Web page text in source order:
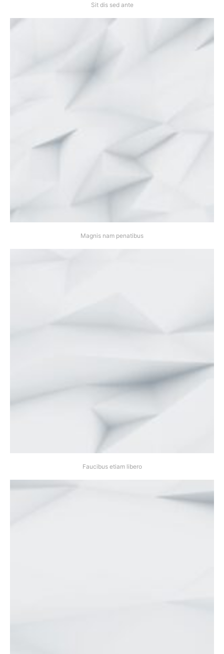
Sit dis sed ante
Magnis nam penatibus
Faucibus etiam libero